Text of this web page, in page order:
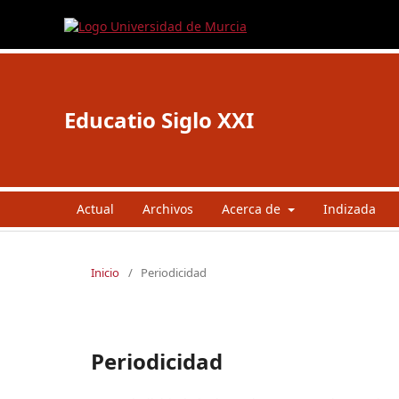
Educatio Siglo XXI
Actual Archivos Acerca de Indizada
Inicio / Periodicidad
Periodicidad